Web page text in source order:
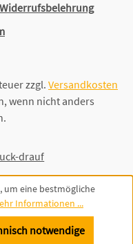
Widerrufsbelehrung
zzgl. Versandkosten
wenn nicht anders
drauf
um eine bestmögliche
Informationen ...
notwendige